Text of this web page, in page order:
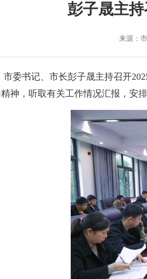
彭子晟主
来源：
市委书记、市长彭子晟主持召开
神，听取有关工作情况汇报，安